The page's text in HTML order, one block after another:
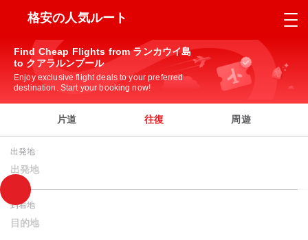
格安の人気ルート
Find Cheap Flights from ランカウイ島
to クアラルンプール
Enjoy exclusive flight deals to your preferred
destination. Start your booking now!
片道 往復 周遊
出発地
出発地
到着地
目的地